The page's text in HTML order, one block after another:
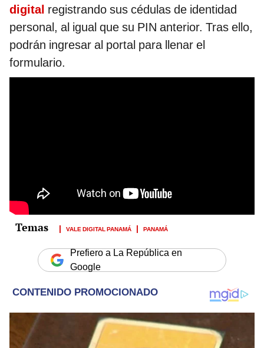
digital registrando sus cédulas de identidad
personal, al igual que su PIN anterior. Tras ello,
podrán ingresar al portal para llenar el
formulario.
VALE DIGITAL PANAMÁ PANAMÁ
Prefiero a La República en
Google